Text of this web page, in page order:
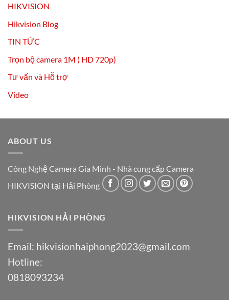
HIKVISION
Hikvision Blog
TIN TỨC
Trọn bộ camera 1M ( HD 720p)
Tư vấn và Hỗ trợ
Video
ABOUT US
Công Nghệ Camera Gia Minh - Nhà cung cấp Camera
HIKVISION tại Hải Phòng
HIKVISION HẢI PHÒNG
Email: hikvisionhaiphong2023@gmail.com
Hotline:
0818093234